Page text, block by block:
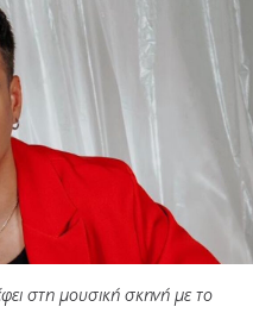
στη μουσική σκηνή με το